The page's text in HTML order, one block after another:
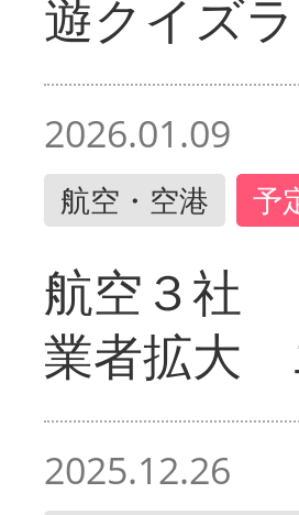
遊クイズ
2026.01.09
航空・空港 予
航空３社
業者拡大
2025.12.26